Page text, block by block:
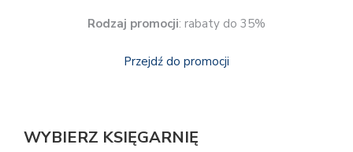
Rodzaj promocji: rabaty do 35%
Przejdź do promocji
WYBIERZ KSIĘGARNIĘ